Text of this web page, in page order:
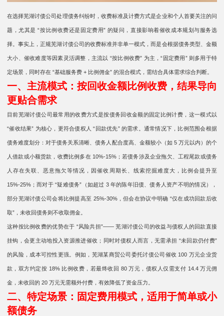
在选择芜湖讨债公司处理债务纠纷时，收费标准及计费方式是企业和个人首要关注的问
题，尤其是 “按比例收费还是固定费用” 的疑问，直接影响着催收成本规划与服务选
择。事实上，正规芜湖讨债公司的收费标准并非单一模式，而是会根据债务类型、金额
大小、催收难度等因素灵活调整，主流以 “按比例收费” 为主，“固定费用” 则多用于特
定场景，同时存在 “基础服务费 + 比例佣金” 的混合模式，需结合具体需求综合判断。
一、主流模式：按回收金额比例收费，结果导向
更贴合需求
目前芜湖讨债公司最常用的收费方式是按债务回收金额的固定比例计费，这一模式以
“催收结果” 为核心，更符合债权人 “回款优先” 的需求。通常情况下，比例范围会根据
债务难度划分：对于债务关系清晰、债务人配合度高、金额较小（如 5 万元以内）的个
人借款或小额货款，收费比例多在 10%-15%；若债务涉及企业拖欠、工程尾款或债务
人存在失联、恶意拖欠等情况，因催收周期长、线索挖掘难度大，比例会提升至
15%-25%；而对于 “疑难债务”（如超过 3 年的陈年旧债、债务人资产不明的情况），
部分芜湖讨债公司会将比例提高至 25%-30%，但会在协议中明确 “仅在成功回款后收
取”，未收回债务则不收取佣金。
这种按比例收费的优势在于 “风险共担”—— 芜湖讨债公司的收益与债权人的回款直接
挂钩，会更主动地投入资源推进催收；同时对债权人而言，无需承担 “未回款仍付费”
的风险，成本可控性更强。例如，芜湖某商贸公司委托讨债公司催收 100 万元企业货
款，双方约定按 18% 比例收费，若最终收回 80 万元，债权人仅需支付 14.4 万元佣
金，未收回的 20 万元无需额外付费，有效降低了资金压力。
二、特定场景：固定费用模式，适用于简单或小
额债务